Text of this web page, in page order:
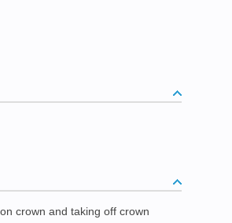
crown and taking off crown